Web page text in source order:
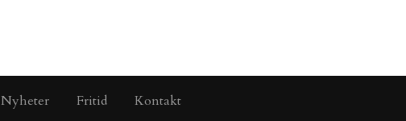
Nyheter Fritid Kontakt